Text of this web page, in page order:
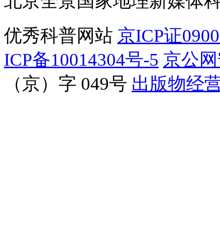
优秀科普网站 京ICP证
ICP备10014304号-5 京公
（京）字 049号 出版物经